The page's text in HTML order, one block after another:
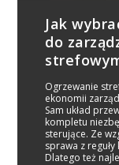
Jak
do
Ogrzewanie
ekonomii
Sam układ
kompletu
sterujące. Ze
sprawa z
Dlatego też